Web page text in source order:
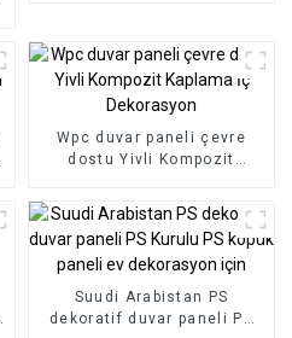
Wpc duvar paneli çevre
dostu Yivli Kompozit
Suudi Arabistan PS
dekoratif duvar paneli PS